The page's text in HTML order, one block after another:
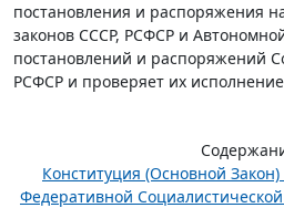
постановления и распоряжения
законов СССР, РСФСР и
постановлений и распоряжений
РСФСР и проверяет их
Конституция (Основной Закон)
Федеративной